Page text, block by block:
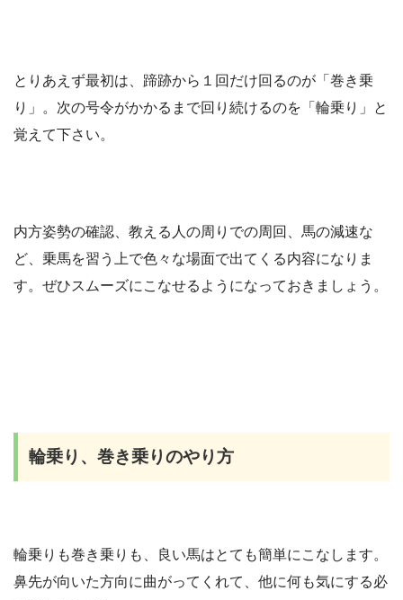
とりあえず最初は、蹄跡から１回だけ回るのが「巻き乗
り」。次の号令がかかるまで回り続けるのを「輪乗り」と
覚えて下さい。
内方姿勢の確認、教える人の周りでの周回、馬の減速な
ど、乗馬を習う上で色々な場面で出てくる内容になりま
す。ぜひスムーズにこなせるようになっておきましょう。
輪乗り、巻き乗りのやり方
輪乗りも巻き乗りも、良い馬はとても簡単にこなします。
鼻先が向いた方向に曲がってくれて、他に何も気にする必